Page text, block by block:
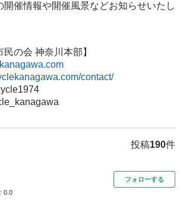
開催情報や開催風景などお知らせいたし
民の会 神奈川本部】
contact/
投稿190件
0.0
フォローする